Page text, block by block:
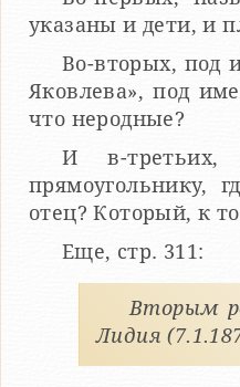
указаны и дети, и
Во-вторых, под
Яковлева», под
что неродные?
И в-
прямоугольнику,
отец? Который, к
Еще, стр. 311:
Вторым
Лидия